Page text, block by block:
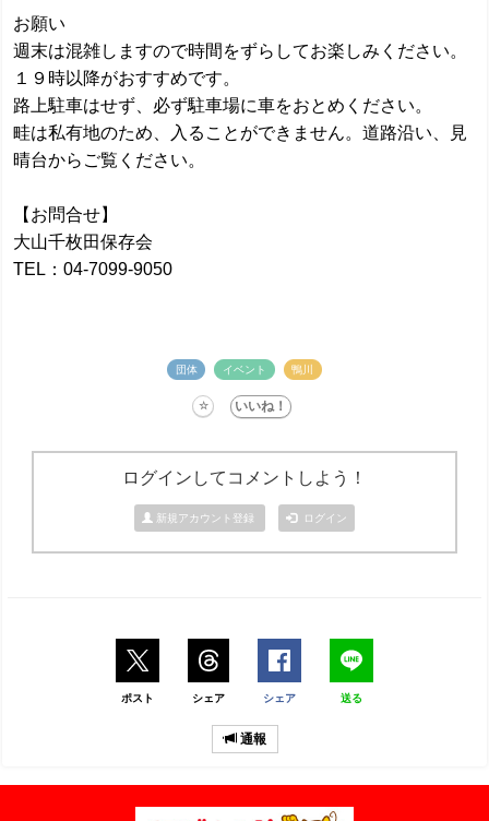
お願い
週末は混雑しますので時間をずらしてお楽しみください。
１９時以降がおすすめです。
路上駐車はせず、必ず駐車場に車をおとめください。
畦は私有地のため、入ることができません。道路沿い、見
晴台からご覧ください。
【お問合せ】
大山千枚田保存会
TEL：04-7099-9050
団体 イベント 鴨川
ログインしてコメントしよう！
新規アカウント登録 ログイン
ポスト シェア シェア 送る
通報